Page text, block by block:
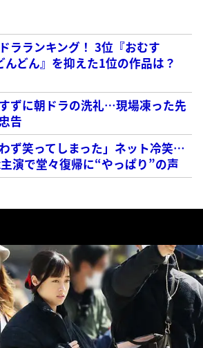
ラランキング！ 3位『おむす
どん』を抑えた1位の作品は？
すずに朝ドラの洗礼…現場凍った先
告
ず笑ってしまった」ネット冷笑…
で堂々復帰に“やっぱり”の声